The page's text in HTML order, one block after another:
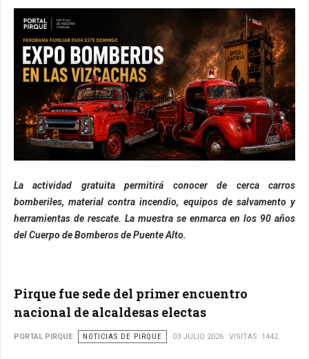
La actividad gratuita permitirá conocer de cerca carros
bomberiles, material contra incendio, equipos de salvamento y
herramientas de rescate. La muestra se enmarca en los 90 años
del Cuerpo de Bomberos de Puente Alto.
Pirque fue sede del primer encuentro
nacional de alcaldesas electas
PORTAL PIRQUE NOTICIAS DE PIRQUE 03 JULIO 2026 VISITAS: 1442